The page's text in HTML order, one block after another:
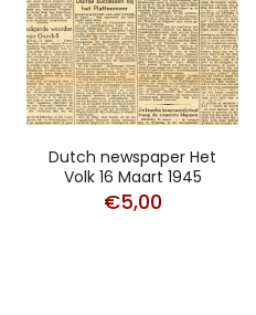
Dutch newspaper Het
Volk 16 Maart 1945
€5,00